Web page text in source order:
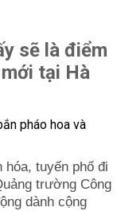
sẽ là điểm
tại Hà
tuyến phố đi
trường Công
dành cộng